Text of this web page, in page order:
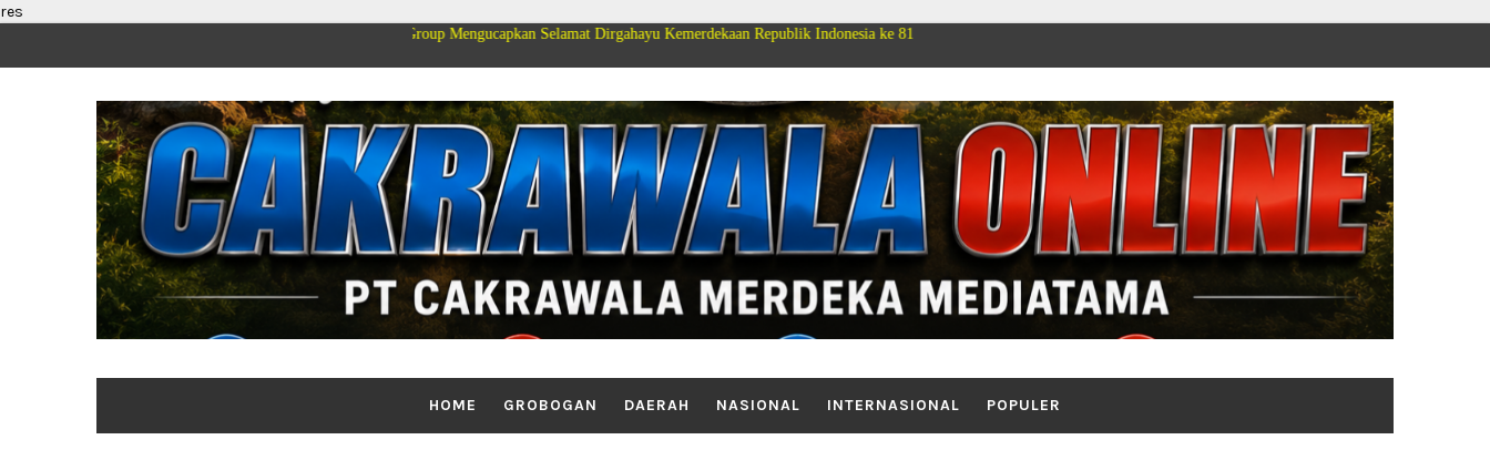
res
Besar PT Cakrawala Merdeka Mediatama Group Mengucapkan Selamat Dirgahayu Kemerdekaan Republik Indonesia ke 81
HOME GROBOGAN DAERAH NASIONAL INTERNASIONAL POPULER